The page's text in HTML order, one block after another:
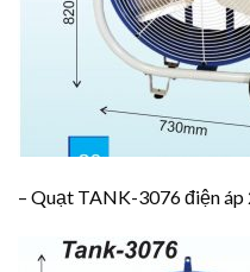
– Quạt TANK-3076 điện